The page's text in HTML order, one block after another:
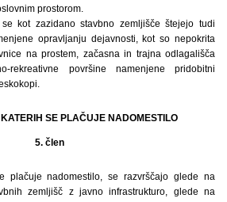
prostorom.
kot zazidano stavbno zemljišče štejejo tudi
opravljanju dejavnosti, kot so nepokrita
na prostem, začasna in trajna odlagališča
rekreativne površine namenjene pridobitni
SE PLAČUJE NADOMESTILO
5. člen
plačuje nadomestilo, se razvrščajo glede na
zemljišč z javno infrastrukturo, glede na